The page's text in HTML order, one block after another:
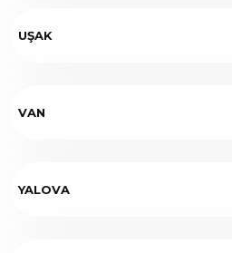
UŞAK
VAN
YALOVA